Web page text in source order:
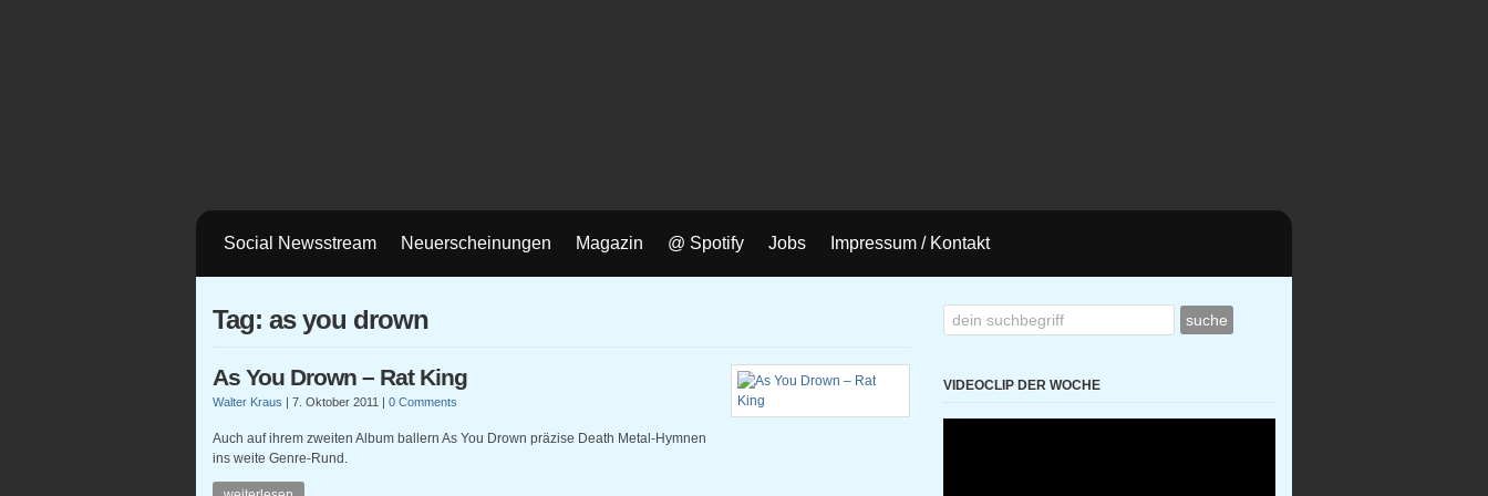
Social Newsstream Neuerscheinungen Magazin @ Spotify Jobs Impressum / Kontakt
Tag: as you drown
As You Drown – Rat King
Walter Kraus | 7. Oktober 2011 | 0 Comments
Auch auf ihrem zweiten Album ballern As You Drown präzise Death Metal-Hymnen
ins weite Genre-Rund.
VIDEOCLIP DER WOCHE